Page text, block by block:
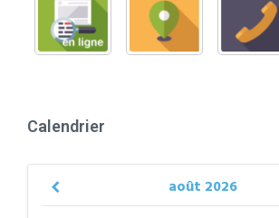
Calendrier
août 2026
Previous